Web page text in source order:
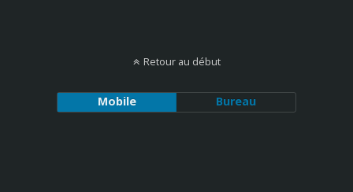
Retour au début
Mobile Bureau